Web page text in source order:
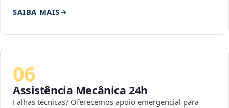
SAIBA MAIS
06
Assistência Mecânica 24h
Falhas técnicas? Oferecemos apoio emergencial para